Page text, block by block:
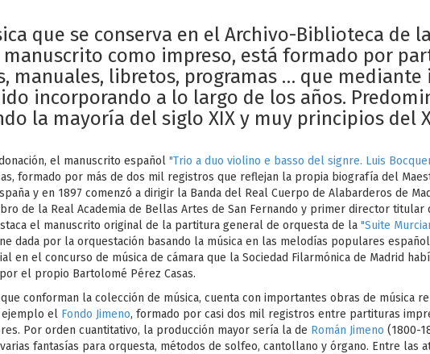
que se conserva en el Archivo-Biblioteca de
manuscrito como impreso, está formado por
manuales, libretos, programas … que
incorporando a lo largo de los años.
la mayoría del siglo XIX y muy principios del
el manuscrito español "Trio a duo violino e basso del signre. Luis
formado por más de dos mil registros que reflejan la propia biografía del
y en 1897 comenzó a dirigir la Banda del Real Cuerpo de Alabarderos de
de la Real Academia de Bellas Artes de San Fernando y primer director
el manuscrito original de la partitura general de orquesta de la "Suite
dada por la orquestación basando la música en las melodías populares
en el concurso de música de cámara que la Sociedad Filarmónica de Madrid
el propio Bartolomé Pérez Casas.
conforman la colección de música, cuenta con importantes obras de música
ejemplo el Fondo Jimeno, formado por casi dos mil registros entre partituras
Por orden cuantitativo, la producción mayor sería la de Román Jimeno (1800-
fantasías para orquesta, métodos de solfeo, cantollano y órgano. Entre las